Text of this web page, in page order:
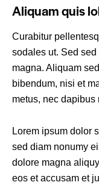
Aliquam quis
Curabitur
sodales ut. Sed
magna. Aliquam
bibendum, nisi et
metus, nec dapibus
Lorem ipsum dolor
sed diam nonumy
dolore magna
eos et accusam et